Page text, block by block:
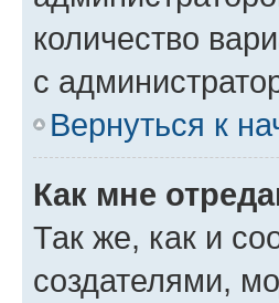
количество
с
Вернуться к
Как мне
Так же, как и
создателями,